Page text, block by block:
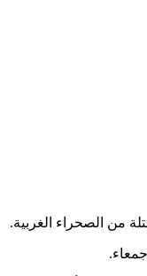
من الصحراء الغربية.